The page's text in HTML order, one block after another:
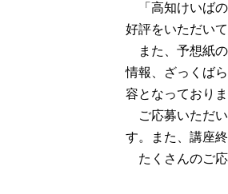
「高知けいばの
好評をいただいて
また、予想紙の
情報、ざっくば
容となっておりま
ご応募いただい
す。また、講座
たくさんのご応